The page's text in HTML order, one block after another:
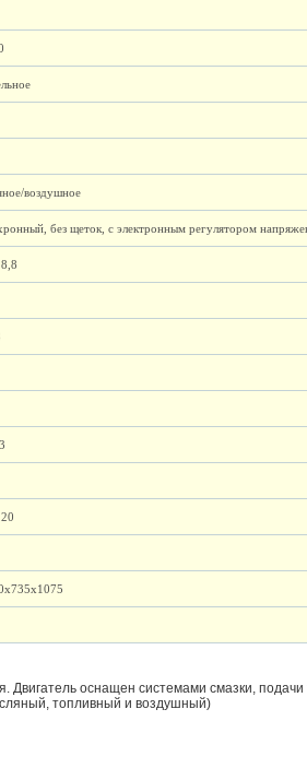
воздушное
без щеток, с электронным регулятором
оснащен системами смазки, подачи
топливный и воздушный)